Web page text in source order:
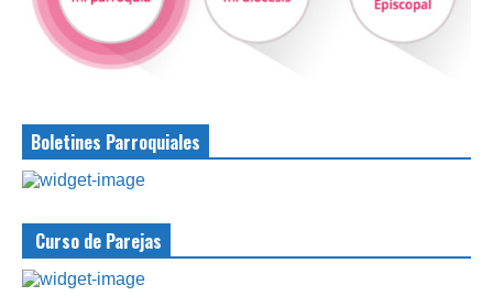
Boletines Parroquiales
Curso de Parejas